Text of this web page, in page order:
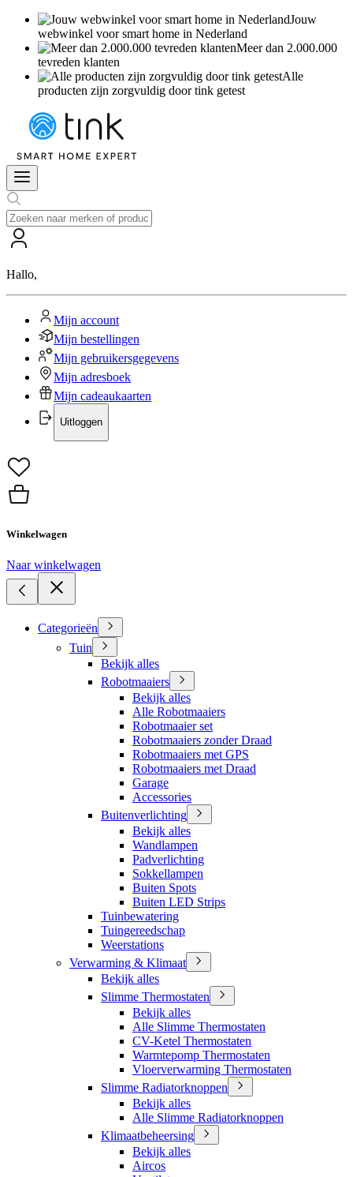
Jouw
webwinkel voor smart home in Nederland
Meer dan 2.000.000
tevreden klanten
Alle
producten zijn zorgvuldig door tink getest
Hallo,
Mijn account
Mijn bestellingen
Mijn gebruikersgegevens
Mijn adresboek
Mijn cadeaukaarten
Uitloggen
Winkelwagen
Naar winkelwagen
Categorieën
Tuin
Bekijk alles
Robotmaaiers
Bekijk alles
Alle Robotmaaiers
Robotmaaier set
Robotmaaiers zonder Draad
Robotmaaiers met GPS
Robotmaaiers met Draad
Garage
Accessories
Buitenverlichting
Bekijk alles
Wandlampen
Padverlichting
Sokkellampen
Buiten Spots
Buiten LED Strips
Tuinbewatering
Tuingereedschap
Weerstations
Verwarming & Klimaat
Bekijk alles
Slimme Thermostaten
Bekijk alles
Alle Slimme Thermostaten
CV-Ketel Thermostaten
Warmtepomp Thermostaten
Vloerverwarming Thermostaten
Slimme Radiatorknoppen
Bekijk alles
Alle Slimme Radiatorknoppen
Klimaatbeheersing
Bekijk alles
Aircos